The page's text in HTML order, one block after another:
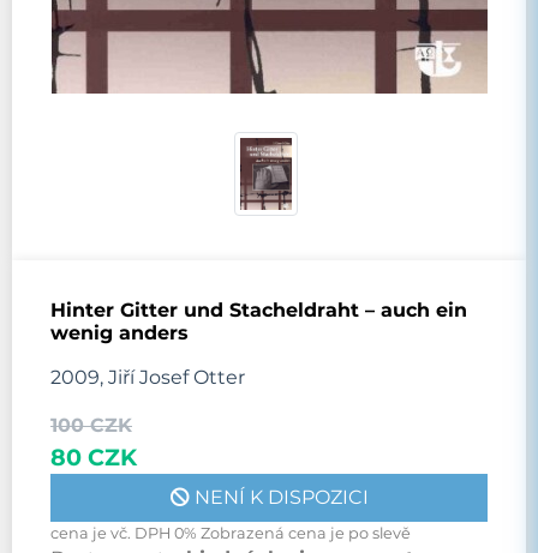
Hinter Gitter und Stacheldraht – auch ein
wenig anders
2009, Jiří Josef Otter
100 CZK
80 CZK
NENÍ K DISPOZICI
cena je vč. DPH 0% Zobrazená cena je po slevě